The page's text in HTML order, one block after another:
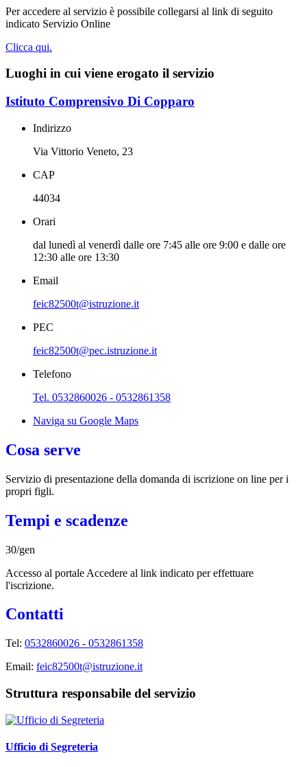
Per accedere al servizio è possibile collegarsi al link di seguito
indicato Servizio Online
Clicca qui.
Luoghi in cui viene erogato il servizio
Istituto Comprensivo Di Copparo
Indirizzo
Via Vittorio Veneto, 23
CAP
44034
Orari
dal lunedì al venerdì dalle ore 7:45 alle ore 9:00 e dalle ore
12:30 alle ore 13:30
Email
feic82500t@istruzione.it
PEC
feic82500t@pec.istruzione.it
Telefono
Tel. 0532860026 - 0532861358
Naviga su Google Maps
Cosa serve
Servizio di presentazione della domanda di iscrizione on line per i
propri figli.
Tempi e scadenze
30/gen
Accesso al portale Accedere al link indicato per effettuare
l'iscrizione.
Contatti
Tel: 0532860026 - 0532861358
Email: feic82500t@istruzione.it
Struttura responsabile del servizio
Ufficio di Segreteria